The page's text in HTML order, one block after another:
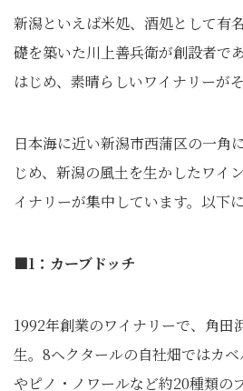
新潟といえば米処、酒処として有
礎を築いた川上善兵衛が創設者で
はじめ、素晴らしいワイナリーが
日本海に近い新潟市西蒲区の一角
じめ、新潟の風土を生かしたワイ
イナリーが集中しています。以下
■1：カーブドッチ
1992年創業のワイナリーで、角田
生。8ヘクタールの自社畑ではカ
やピノ・ノワールなど約20種類の